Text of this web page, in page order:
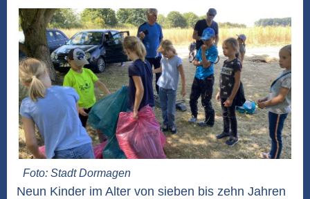
Foto: Stadt Dormagen
Neun Kinder im Alter von sieben bis zehn Jahren